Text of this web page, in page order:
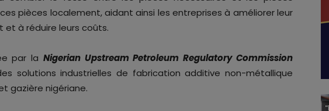
pièces localement, aidant ainsi les entreprises à améliorer leur
à réduire leurs coûts.
par la Nigerian Upstream Petroleum Regulatory Commission
solutions industrielles de fabrication additive non-métallique
gazière nigériane.